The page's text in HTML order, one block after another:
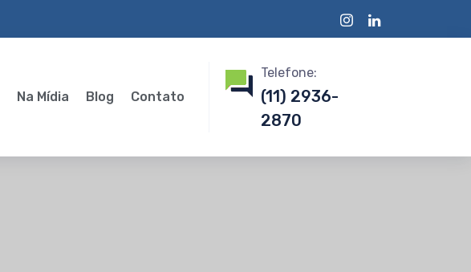
Na Mídia Blog Contato
Telefone:
(11) 2936-
2870